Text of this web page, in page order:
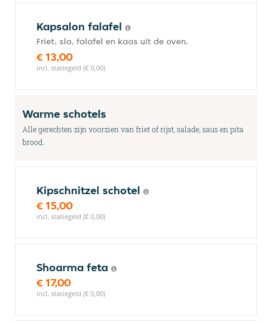
Kapsalon falafel
Friet, sla, falafel en kaas uit de oven.
€ 13,00
incl. statiegeld (€ 0,00)
Warme schotels
Alle gerechten zijn voorzien van friet of rijst, salade, saus en pita
brood.
Kipschnitzel schotel
€ 15,00
incl. statiegeld (€ 0,00)
Shoarma feta
€ 17,00
incl. statiegeld (€ 0,00)